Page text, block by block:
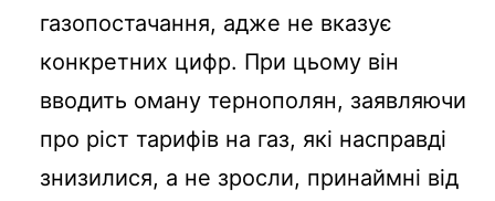
газопостачання, адже не вказує
конкретних цифр. При цьому він
вводить оману тернополян, заявляючи
про ріст тарифів на газ, які насправді
знизилися, а не зросли, принаймні від